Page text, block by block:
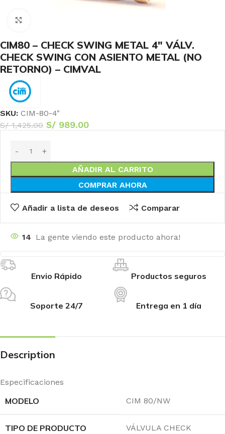
CIM80 – CHECK SWING METAL 4″ VÁLV.
CHECK SWING CON ASIENTO METAL (NO
RETORNO) – CIMVAL
SKU: CIM-80-4"
S/1,425.00 S/ 989.00
AÑADIR AL CARRITO
COMPRAR AHORA
Añadir a lista de deseos Comparar
14 La gente viendo este producto ahora!
Envio Rápido Productos seguros
Soporte 24/7 Entrega en 1 día
Description
Especificaciones
MODELO CIM 80/NW
TIPO DE PRODUCTO VÁLVULA CHECK